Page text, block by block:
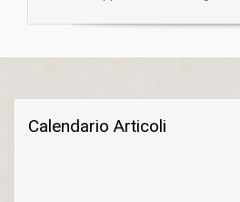
Calendario Articoli